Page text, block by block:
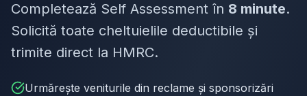
Completează Self Assessment în 8 minute.
Solicită toate cheltuielile deductibile și
trimite direct la HMRC.
Urmărește veniturile din reclame și sponsorizări